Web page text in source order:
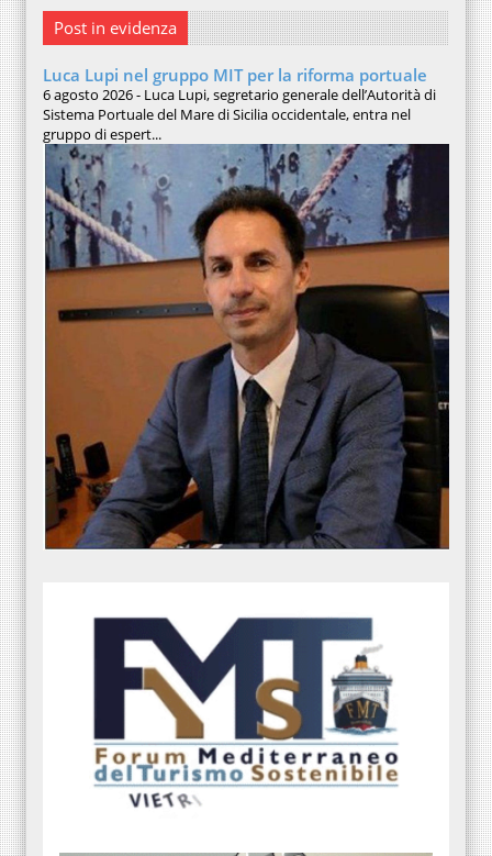
Post in evidenza
Luca Lupi nel gruppo MIT per la riforma portuale
6 agosto 2026 - Luca Lupi, segretario generale dell’Autorità di
Sistema Portuale del Mare di Sicilia occidentale, entra nel
gruppo di espert...